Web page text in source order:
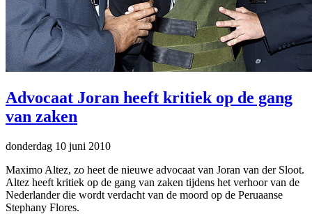
Advocaat Joran heeft kritiek op de gang
van zaken
donderdag 10 juni 2010
Maximo Altez, zo heet de nieuwe advocaat van Joran van der Sloot.
Altez heeft kritiek op de gang van zaken tijdens het verhoor van de
Nederlander die wordt verdacht van de moord op de Peruaanse
Stephany Flores.